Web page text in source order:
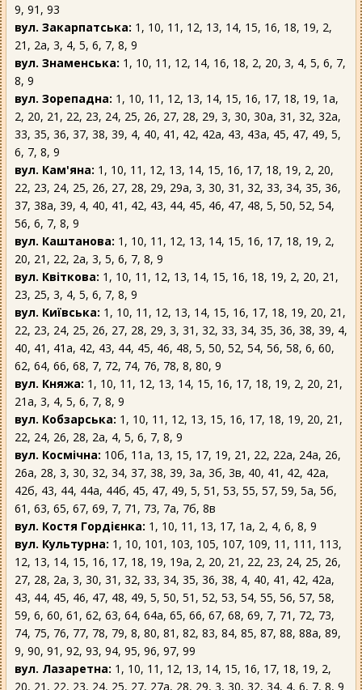
9, 91, 93
вул. Закарпатська: 1, 10, 11, 12, 13, 14, 15, 16, 18, 19, 2,
21, 2а, 3, 4, 5, 6, 7, 8, 9
вул. Знаменська: 1, 10, 11, 12, 14, 16, 18, 2, 20, 3, 4, 5, 6, 7,
8, 9
вул. Зорепадна: 1, 10, 11, 12, 13, 14, 15, 16, 17, 18, 19, 1а,
2, 20, 21, 22, 23, 24, 25, 26, 27, 28, 29, 3, 30, 30а, 31, 32, 32а,
33, 35, 36, 37, 38, 39, 4, 40, 41, 42, 42а, 43, 43а, 45, 47, 49, 5,
6, 7, 8, 9
вул. Кам'яна: 1, 10, 11, 12, 13, 14, 15, 16, 17, 18, 19, 2, 20,
22, 23, 24, 25, 26, 27, 28, 29, 29а, 3, 30, 31, 32, 33, 34, 35, 36,
37, 38а, 39, 4, 40, 41, 42, 43, 44, 45, 46, 47, 48, 5, 50, 52, 54,
56, 6, 7, 8, 9
вул. Каштанова: 1, 10, 11, 12, 13, 14, 15, 16, 17, 18, 19, 2,
20, 21, 22, 2а, 3, 5, 6, 7, 8, 9
вул. Квіткова: 1, 10, 11, 12, 13, 14, 15, 16, 18, 19, 2, 20, 21,
23, 25, 3, 4, 5, 6, 7, 8, 9
вул. Київська: 1, 10, 11, 12, 13, 14, 15, 16, 17, 18, 19, 20, 21,
22, 23, 24, 25, 26, 27, 28, 29, 3, 31, 32, 33, 34, 35, 36, 38, 39, 4,
40, 41, 41а, 42, 43, 44, 45, 46, 48, 5, 50, 52, 54, 56, 58, 6, 60,
62, 64, 66, 68, 7, 72, 74, 76, 78, 8, 80, 9
вул. Княжа: 1, 10, 11, 12, 13, 14, 15, 16, 17, 18, 19, 2, 20, 21,
21а, 3, 4, 5, 6, 7, 8, 9
вул. Кобзарська: 1, 10, 11, 12, 13, 15, 16, 17, 18, 19, 20, 21,
22, 24, 26, 28, 2а, 4, 5, 6, 7, 8, 9
вул. Космічна: 10б, 11а, 13, 15, 17, 19, 21, 22, 22а, 24а, 26,
26а, 28, 3, 30, 32, 34, 37, 38, 39, 3а, 3б, 3в, 40, 41, 42, 42а,
42б, 43, 44, 44а, 44б, 45, 47, 49, 5, 51, 53, 55, 57, 59, 5а, 5б,
61, 63, 65, 67, 69, 7, 71, 73, 7а, 7б, 8в
вул. Костя Гордієнка: 1, 10, 11, 13, 17, 1а, 2, 4, 6, 8, 9
вул. Культурна: 1, 10, 101, 103, 105, 107, 109, 11, 111, 113,
12, 13, 14, 15, 16, 17, 18, 19, 19а, 2, 20, 21, 22, 23, 24, 25, 26,
27, 28, 2а, 3, 30, 31, 32, 33, 34, 35, 36, 38, 4, 40, 41, 42, 42а,
43, 44, 45, 46, 47, 48, 49, 5, 50, 51, 52, 53, 54, 55, 56, 57, 58,
59, 6, 60, 61, 62, 63, 64, 64а, 65, 66, 67, 68, 69, 7, 71, 72, 73,
74, 75, 76, 77, 78, 79, 8, 80, 81, 82, 83, 84, 85, 87, 88, 88а, 89,
9, 90, 91, 92, 93, 94, 95, 96, 97, 99
вул. Лазаретна: 1, 10, 11, 12, 13, 14, 15, 16, 17, 18, 19, 2,
20, 21, 22, 23, 24, 25, 27, 27а, 28, 29, 3, 30, 32, 34, 4, 6, 7, 8, 9